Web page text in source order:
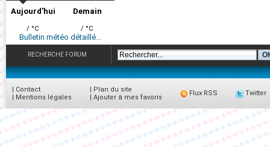
Aujourd'hui
/ °C
Demain
/ °C
Bulletin météo détaillé...
RECHERCHE FORUM
| Contact
| Mentions légales
| Plan du site
| Ajouter à mes favoris
Flux RSS Twitter